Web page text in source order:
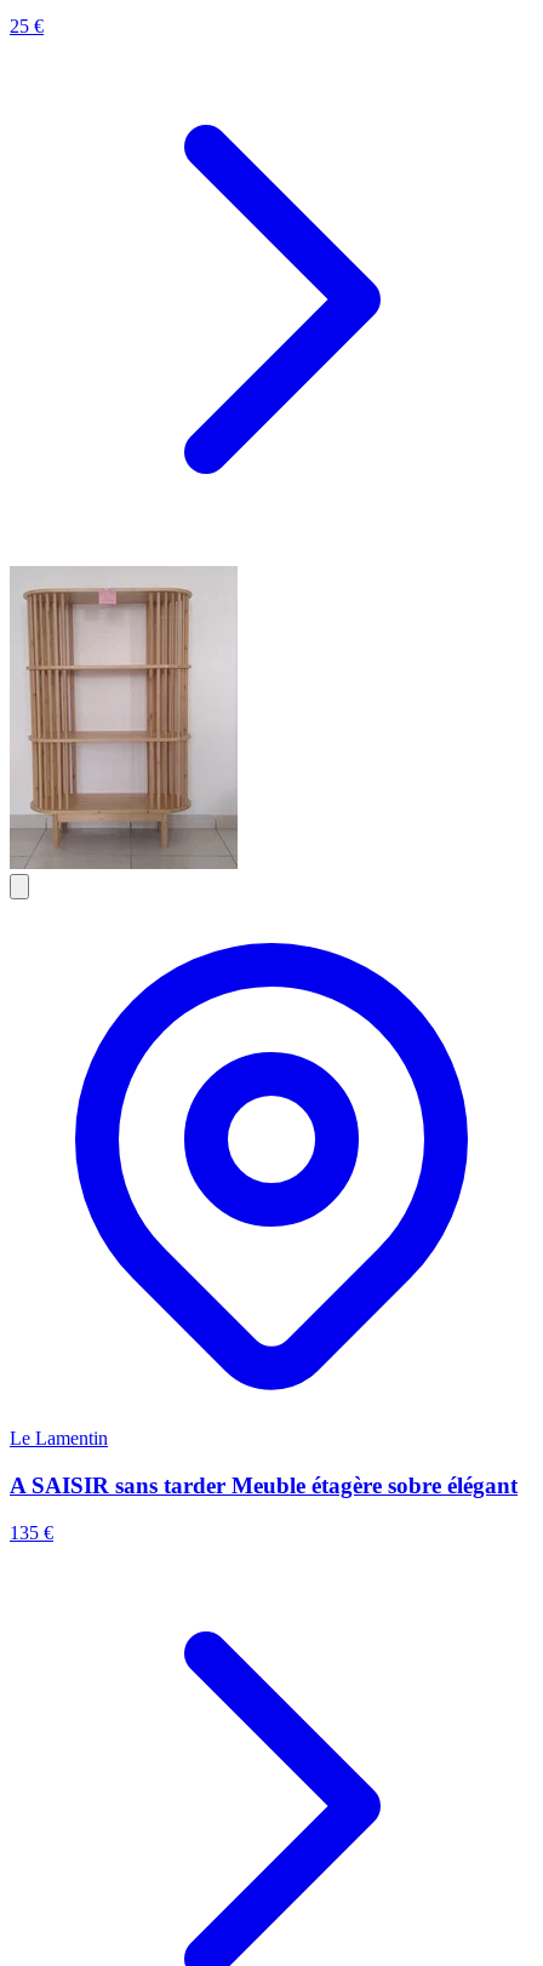
25 €
Le Lamentin
A SAISIR sans tarder Meuble étagère sobre élégant
135 €